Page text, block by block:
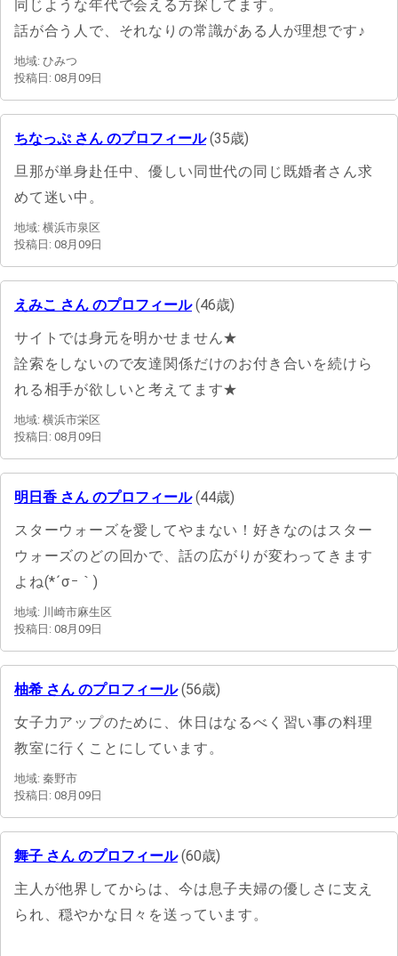
同じような年代で会える方探してます。
話が合う人で、それなりの常識がある人が理想です♪
地域: ひみつ
投稿日: 08月09日
ちなっぷ さん のプロフィール(35歳)
旦那が単身赴任中、優しい同世代の同じ既婚者さん求
めて迷い中。
地域: 横浜市泉区
投稿日: 08月09日
えみこ さん のプロフィール(46歳)
サイトでは身元を明かせません★
詮索をしないので友達関係だけのお付き合いを続けら
れる相手が欲しいと考えてます★
地域: 横浜市栄区
投稿日: 08月09日
明日香 さん のプロフィール(44歳)
スターウォーズを愛してやまない！好きなのはスター
ウォーズのどの回かで、話の広がりが変わってきます
よね(*´σｰ｀)
地域: 川崎市麻生区
投稿日: 08月09日
柚希 さん のプロフィール(56歳)
女子力アップのために、休日はなるべく習い事の料理
教室に行くことにしています。
地域: 秦野市
投稿日: 08月09日
舞子 さん のプロフィール(60歳)
主人が他界してからは、今は息子夫婦の優しさに支え
られ、穏やかな日々を送っています。